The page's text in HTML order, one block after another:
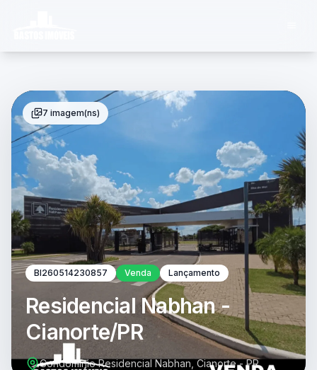
BI260514230857 Venda Lançamento
Residencial Nabhan -
Cianorte/PR
Condomínio Residencial Nabhan, Cianorte - PR
7 imagem(ns)